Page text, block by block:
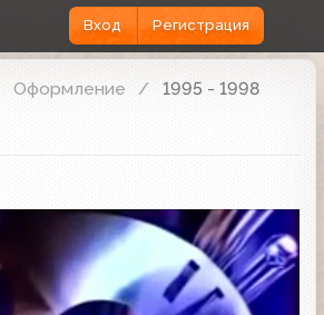
Вход Регистрация
Оформление 1995 - 1998